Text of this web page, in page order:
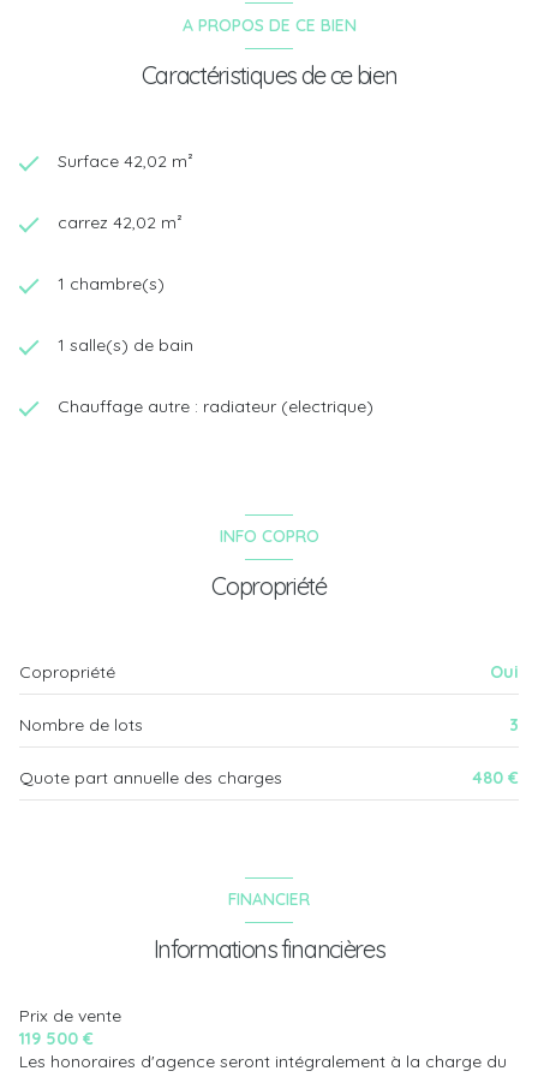
A PROPOS DE CE BIEN
Caractéristiques de ce bien
Surface 42,02 m²
carrez 42,02 m²
1 chambre(s)
1 salle(s) de bain
Chauffage autre : radiateur (electrique)
INFO COPRO
Copropriété
Copropriété Oui
Nombre de lots 3
Quote part annuelle des charges 480 €
FINANCIER
Informations financières
Prix de vente
119 500 €
Les honoraires d'agence seront intégralement à la charge du